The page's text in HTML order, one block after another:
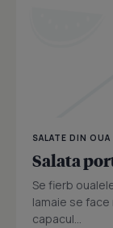
SALATE DIN OUA
Salata
Se fierb
lamaie se
capacul...